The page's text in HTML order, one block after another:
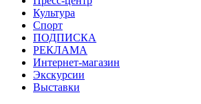
Культура
Спорт
ПОДПИСКА
РЕКЛАМА
Интернет-магазин
Экскурсии
Выставки